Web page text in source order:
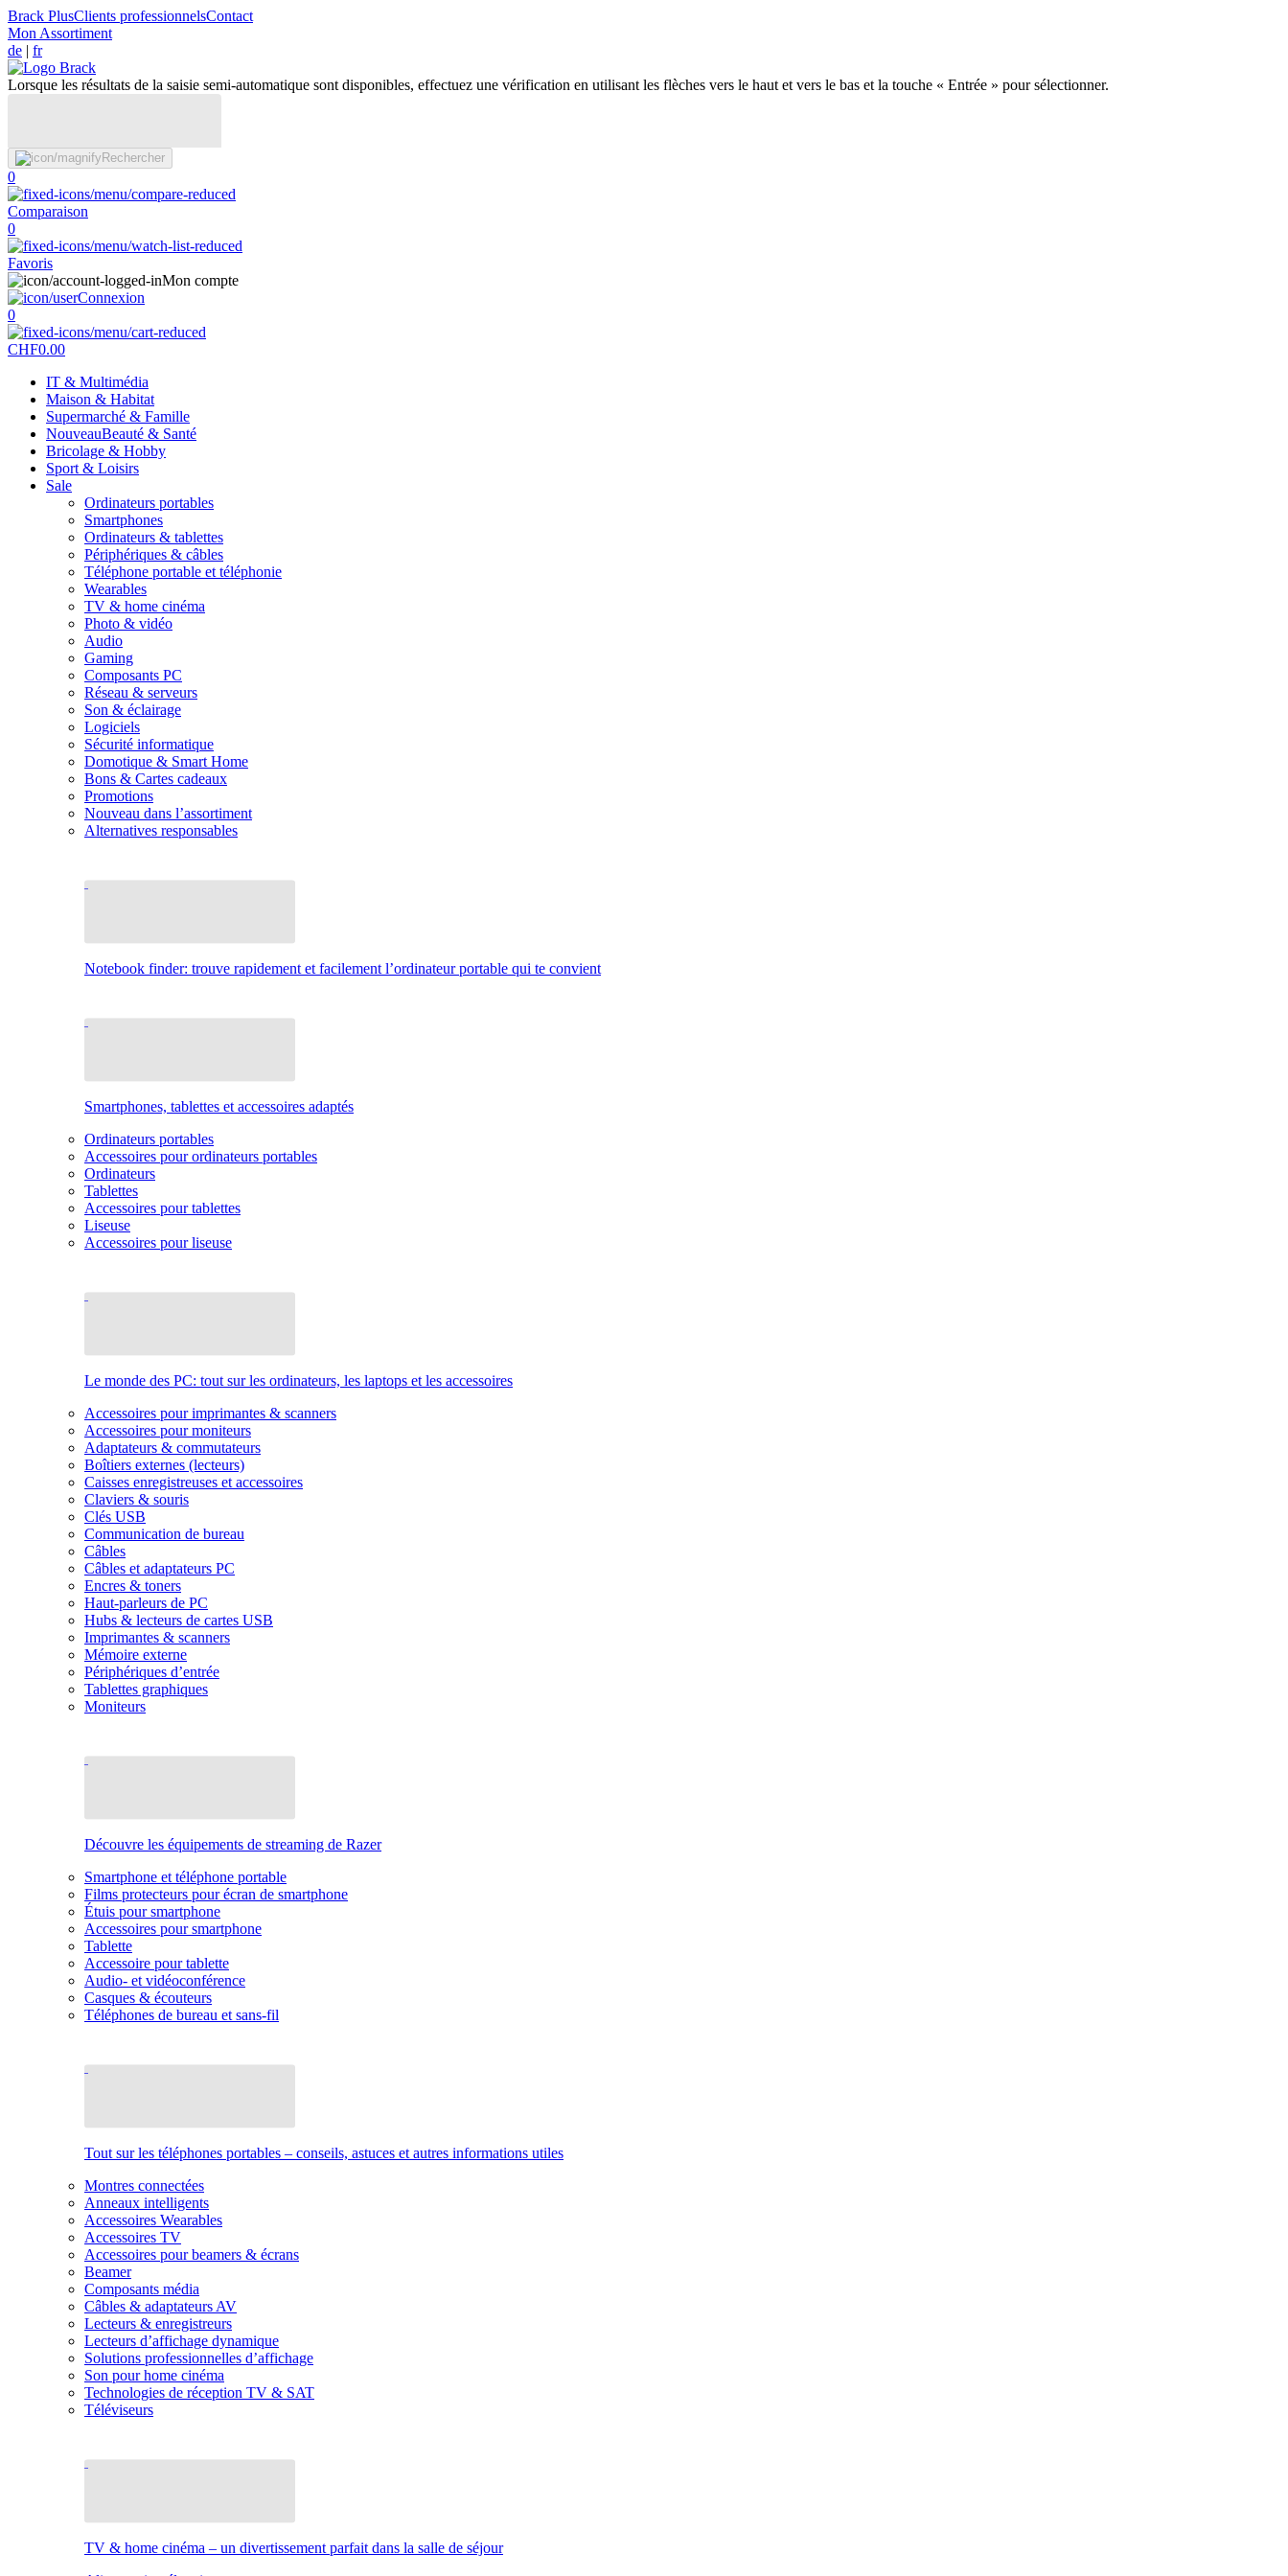
Brack PlusClients professionnelsContact
Mon Assortiment
de | fr
Lorsque les résultats de la saisie semi-automatique sont disponibles, effectuez une vérification en utilisant les flèches vers le haut et vers le bas et la touche « Entrée » pour sélectionner.
Rechercher
0
Comparaison
0
Favoris
Mon compte
Connexion
0
CHF0.00
IT & Multimédia
Maison & Habitat
Supermarché & Famille
NouveauBeauté & Santé
Bricolage & Hobby
Sport & Loisirs
Sale
Ordinateurs portables
Smartphones
Ordinateurs & tablettes
Périphériques & câbles
Téléphone portable et téléphonie
Wearables
TV & home cinéma
Photo & vidéo
Audio
Gaming
Composants PC
Réseau & serveurs
Son & éclairage
Logiciels
Sécurité informatique
Domotique & Smart Home
Bons & Cartes cadeaux
Promotions
Nouveau dans l’assortiment
Alternatives responsables
Notebook finder: trouve rapidement et facilement l’ordinateur portable qui te convient
Smartphones, tablettes et accessoires adaptés
Ordinateurs portables
Accessoires pour ordinateurs portables
Ordinateurs
Tablettes
Accessoires pour tablettes
Liseuse
Accessoires pour liseuse
Le monde des PC: tout sur les ordinateurs, les laptops et les accessoires
Accessoires pour imprimantes & scanners
Accessoires pour moniteurs
Adaptateurs & commutateurs
Boîtiers externes (lecteurs)
Caisses enregistreuses et accessoires
Claviers & souris
Clés USB
Communication de bureau
Câbles
Câbles et adaptateurs PC
Encres & toners
Haut-parleurs de PC
Hubs & lecteurs de cartes USB
Imprimantes & scanners
Mémoire externe
Périphériques d’entrée
Tablettes graphiques
Moniteurs
Découvre les équipements de streaming de Razer
Smartphone et téléphone portable
Films protecteurs pour écran de smartphone
Étuis pour smartphone
Accessoires pour smartphone
Tablette
Accessoire pour tablette
Audio- et vidéoconférence
Casques & écouteurs
Téléphones de bureau et sans-fil
Tout sur les téléphones portables – conseils, astuces et autres informations utiles
Montres connectées
Anneaux intelligents
Accessoires Wearables
Accessoires TV
Accessoires pour beamers & écrans
Beamer
Composants média
Câbles & adaptateurs AV
Lecteurs & enregistreurs
Lecteurs d’affichage dynamique
Solutions professionnelles d’affichage
Son pour home cinéma
Technologies de réception TV & SAT
Téléviseurs
TV & home cinéma – un divertissement parfait dans la salle de séjour